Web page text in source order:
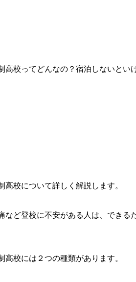
高校ってどんなの？宿泊しないとい
高校について詳しく解説します。
など登校に不安がある人は、でき
高校には２つの種類があります。